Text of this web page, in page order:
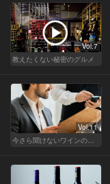
Vol.7
教えたくない秘密のグルメ
Vol.11
今さら聞けないワインの基礎知識